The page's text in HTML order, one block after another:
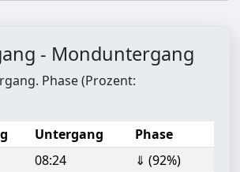
- Monduntergang
Phase (Prozent:
Untergang
Phase
08:24
⇓ (92%)